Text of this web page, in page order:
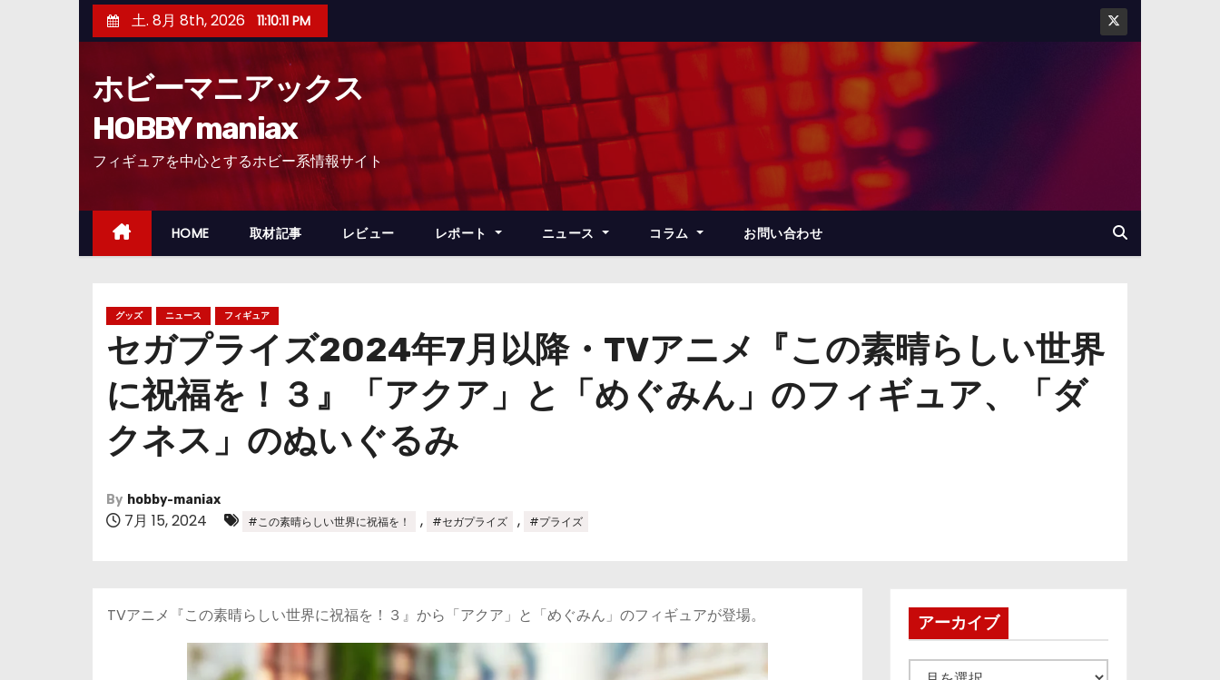
ン
ッ
土. 8月 8th, 2026 11:10:13 PM
ホビーマニアックス
HOBBY maniax
フィギュアを中心とするホビー系情報サイト
HOME 取材記事 レビュー レポート ニュース コラム お問い合わせ
グッズ ニュース フィギュア
セガプライズ2024年7月以降・TVアニメ『この素晴らしい世界
に祝福を！３』「アクア」と「めぐみん」のフィギュア、「ダ
クネス」のぬいぐるみ
By hobby-maniax
7月 15, 2024 #この素晴らしい世界に祝福を！ , #セガプライズ , #プライズ
TVアニメ『この素晴らしい世界に祝福を！３』から「アクア」と「めぐみん」のフィギュアが登場。 アーカイブ